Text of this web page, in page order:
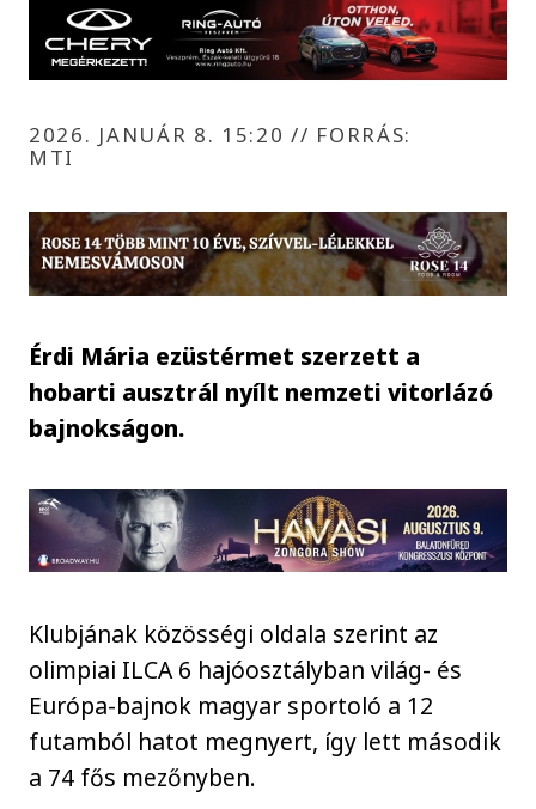
2026. JANUÁR 8. 15:20// FORRÁS:
MTI
Érdi Mária ezüstérmet szerzett a
hobarti ausztrál nyílt nemzeti vitorlázó
bajnokságon.
Klubjának közösségi oldala szerint az
olimpiai ILCA 6 hajóosztályban világ- és
Európa-bajnok magyar sportoló a 12
futamból hatot megnyert, így lett második
a 74 fős mezőnyben.